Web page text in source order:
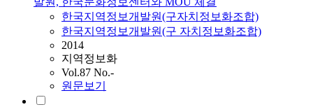
한국지역정보개발원(구자치정보화조합)
한국지역정보개발원(구 자치정보화조합)
2014
지역정보화
Vol.87 No.-
원문보기